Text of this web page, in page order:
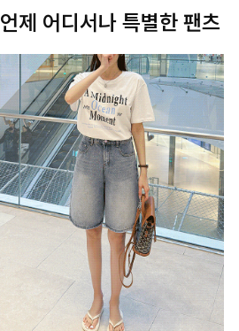
언제 어디서나 특별한 팬츠